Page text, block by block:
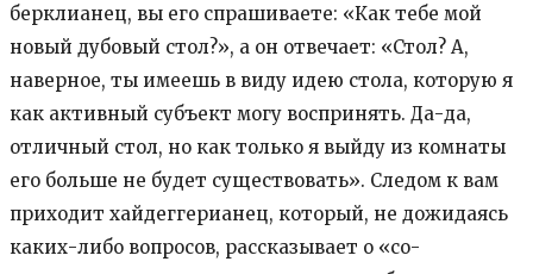
берклианец, вы его спрашиваете: «Как тебе мой
новый дубовый стол?», а он отвечает: «Стол? А,
наверное, ты имеешь в виду идею стола, которую я
как активный субъект могу воспринять. Да-да,
отличный стол, но как только я выйду из комнаты
его больше не будет существовать». Следом к вам
приходит хайдеггерианец, который, не дожидаясь
каких-либо вопросов, рассказывает о «со-